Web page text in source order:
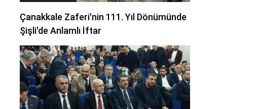
Çanakkale Zaferi'nin 111. Yıl Dönümünde
Şişli'de Anlamlı İftar